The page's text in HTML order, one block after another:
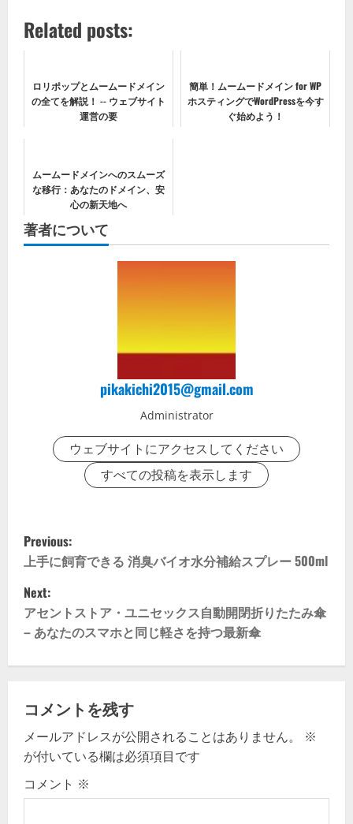
Related posts:
ロリポップとムームードメイン
の全てを解説！ -- ウェブサイト
運営の要
簡単！ムームードメイン for WP
ホスティングでWordPressを今す
ぐ始めよう！
ムームードメインへのスムーズ
な移行：あなたのドメイン、安
心の新天地へ
著者について
pikakichi2015@gmail.com
Administrator
ウェブサイトにアクセスしてください
すべての投稿を表示します
P
o
s
t
n
a
v
i
g
Previous:
上手に飼育できる 消臭バイオ水分補給スプレー 500ml
Next:
アセントストア・ユニセックス自動開閉折りたたみ傘
– あなたのスマホと同じ軽さを持つ最新傘
コメントを残す
メールアドレスが公開されることはありません。
※
が付いている欄は必須項目です
コメント ※